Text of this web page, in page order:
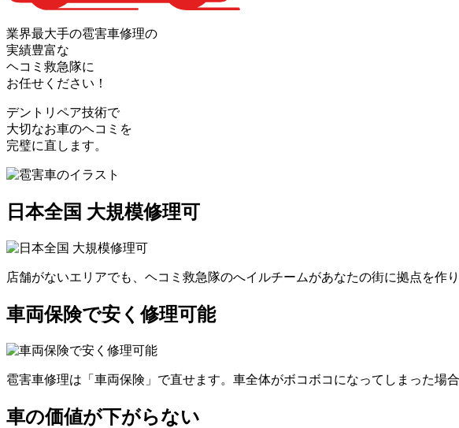
業界最大手の雹害車修理の
実績豊富な
ヘコミ救急隊に
お任せください！
デントリペア技術で
大切なお車のヘコミを
完璧に直します。
日本全国 大規模修理可
店舗がないエリアでも、ヘコミ救急隊のへイルチームがあなたの街に拠点を作
車両保険で安く修理可能
雹害車修理は「車両保険」で直せます。車全体がボコボコになってしまった場
車の価値が下がらない